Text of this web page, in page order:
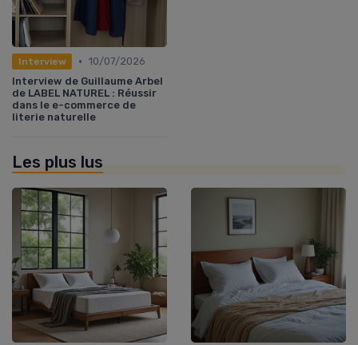
Interview • 10/07/2026
Interview de Guillaume Arbel
de LABEL NATUREL : Réussir
dans le e-commerce de
literie naturelle
Les plus lus